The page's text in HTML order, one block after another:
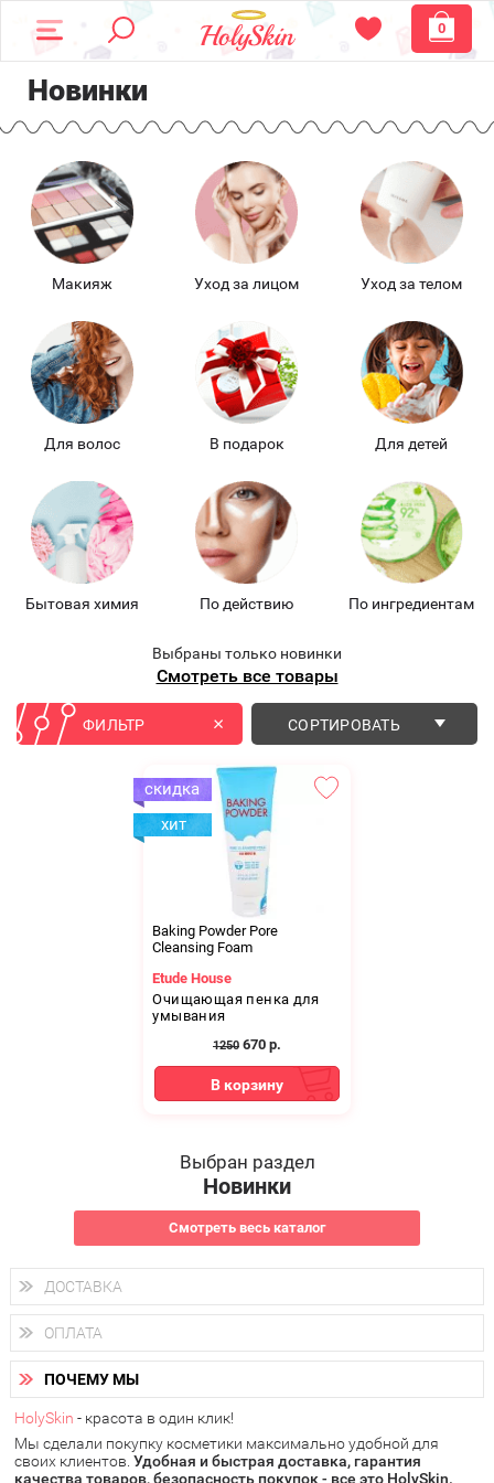
0
Новинки
Макияж Уход за лицом Уход за телом
Для волос В подарок Для детей
Бытовая химия По действию По ингредиентам
Выбраны только новинки
Смотреть все товары
ФИЛЬТР СОРТИРОВАТЬ
Baking Powder Pore
Cleansing Foam
Etude House
Очищающая пенка для
умывания
1250 670 р.
В корзину
Выбран раздел
Новинки
Смотреть весь каталог
ДОСТАВКА
Доставка осуществляетсяпо всем городам России.
Вы можете выбрать доставку курьером, Почтой России или
получить заказ в пунктах выдачи PickPoint или пункте
самовывоза.
В 20 городах России доставка осуществляется ужена
следующий день.
у Вас всегда есть возможность получитьбесплатную
доставку от HolySkin.
ОПЛАТА
Вы можете оплатить свой заказ любым удобным способом:
наличными деньгами (
через интернет-банк (Альфа-банк, Сбербанк) и другими
электронными способами.
ПОЧЕМУ МЫ
HolySkin - красота в один клик!
Мы сделали покупку косметики максимально удобной для
своих клиентов. Удобная и быстрая доставка, гарантия
качества товаров, безопасность покупок - все это HolySkin.